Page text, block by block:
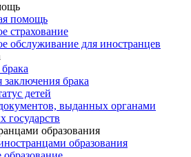
помощь
страхование
обслуживание для иностранцев
заключения брака
детей
выданных органами
государств
образования
образования